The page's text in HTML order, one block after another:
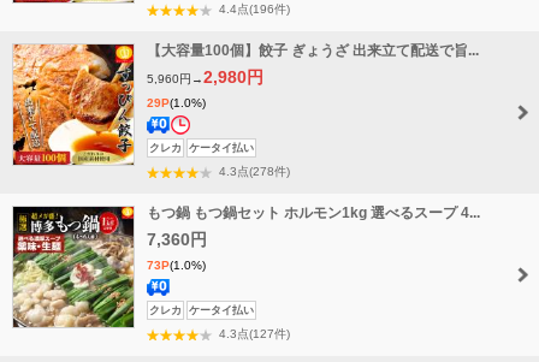
料
料
4.4点(196件)
【大容量100個】餃子 ぎょうざ 出来立て配送で旨...
5,960円→2,980円
29P(1.0%)
送
料
料
タ
イ
セ
ー
ル
クレカ ケータイ払い
4.3点(278件)
もつ鍋 もつ鍋セット ホルモン1kg 選べるスープ 4...
7,360円
73P(1.0%)
送
料
クレカ ケータイ払い
4.3点(127件)